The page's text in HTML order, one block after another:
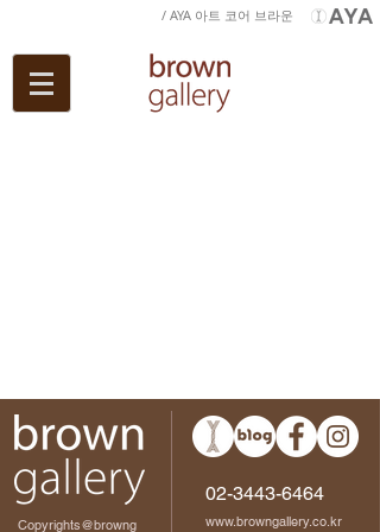
/ AYA 아트 코어 브라운
02-3443-6464
www.browngallery.co.kr
Copyrights@browng